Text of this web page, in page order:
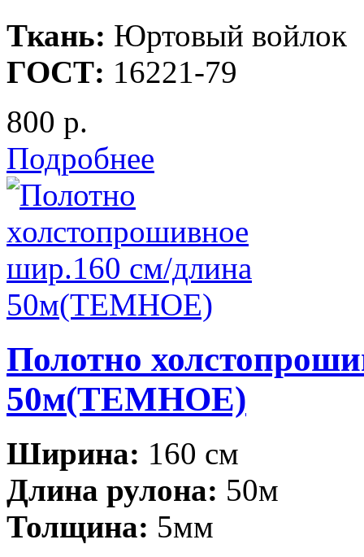
Ткань: Юртовый войлок
ГОСТ: 16221-79
800 р.
Подробнее
Полотно
50м(ТЕМНОЕ)
Ширина: 160 см
Длина рулона: 50м
Толщина: 5мм